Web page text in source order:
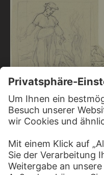
HANS THOMA
Sämann, Heilige Margarethe
(Kachelentwürfe)